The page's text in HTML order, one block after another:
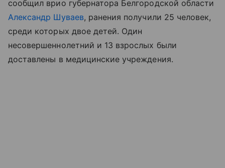
сообщил врио губернатора Белгородской области
Александр Шуваев, ранения получили 25 человек,
среди которых двое детей. Один
несовершеннолетний и 13 взрослых были
доставлены в медицинские учреждения.